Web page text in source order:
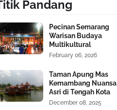
Pandang
Pecinan Semarang
Warisan Budaya
Multikultural
February 06, 2026
Taman Apung Mas
Kemambang Nuansa
Asri di Tengah Kota
December 08, 2025